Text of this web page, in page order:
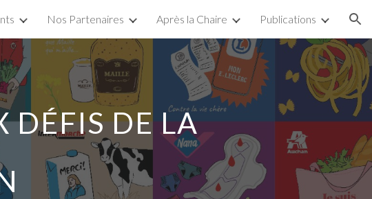
to navigationNos Partenaires Après la Chaire Publications
DÉFIS DE LA